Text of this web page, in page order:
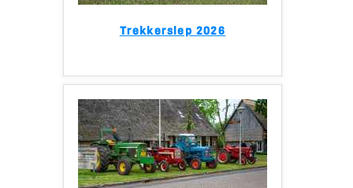
Trekkerslep 2026